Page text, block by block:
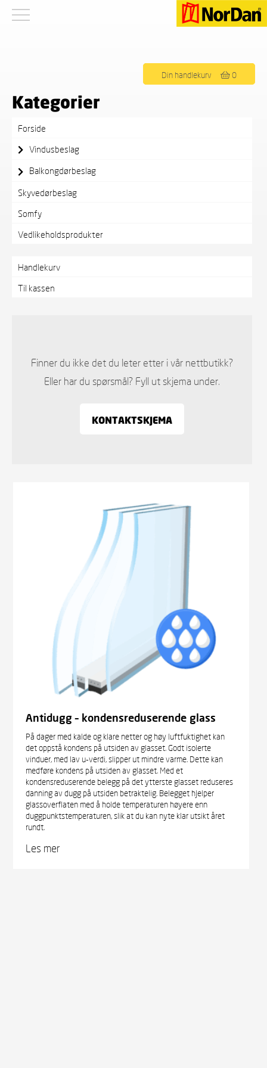
Din handlekurv 0
Kategorier
Forside
Vindusbeslag
Balkongdørbeslag
Skyvedørbeslag
Somfy
Vedlikeholdsprodukter
Handlekurv
Til kassen
Finner du ikke det du leter etter i vår nettbutikk?
Eller har du spørsmål? Fyll ut skjema under.
KONTAKTSKJEMA
Antidugg – kondensreduserende glass
På dager med kalde og klare netter og høy luftfuktighet kan
det oppstå kondens på utsiden av glasset. Godt isolerte
vinduer, med lav u-verdi, slipper ut mindre varme. Dette kan
medføre kondens på utsiden av glasset. Med et
kondensreduserende belegg på det ytterste glasset reduseres
danning av dugg på utsiden betraktelig. Belegget hjelper
glassoverflaten med å holde temperaturen høyere enn
duggpunktstemperaturen, slik at du kan nyte klar utsikt året
rundt.
Les mer